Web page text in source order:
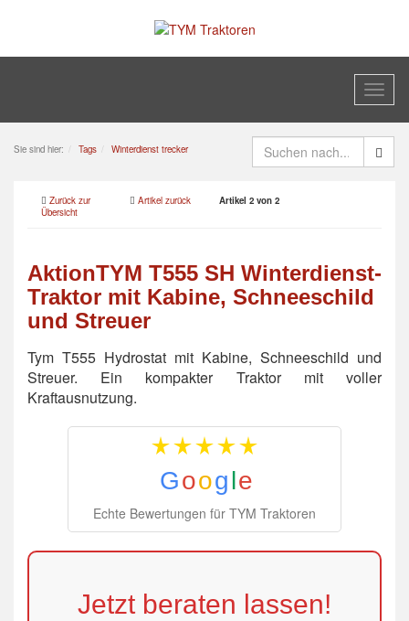
Sie sind hier: Tags Winterdienst trecker
Zurück zur
Übersicht
Artikel zurück Artikel 2 von 2
AktionTYM T555 SH Winterdienst-
Traktor mit Kabine, Schneeschild
und Streuer
Tym T555 Hydrostat mit Kabine, Schneeschild und
Streuer. Ein kompakter Traktor mit voller
Kraftausnutzung.
G o o g l e
Echte Bewertungen für TYM Traktoren
Jetzt beraten lassen!